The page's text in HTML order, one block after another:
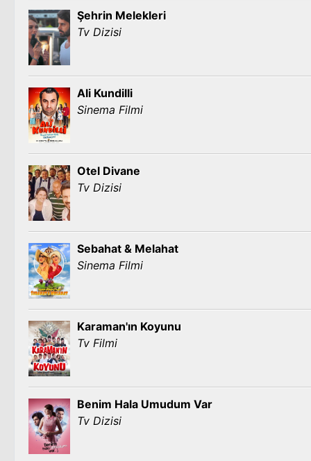
Şehrin Melekleri
Tv Dizisi
Ali Kundilli
Sinema Filmi
Otel Divane
Tv Dizisi
Sebahat & Melahat
Sinema Filmi
Karaman'ın Koyunu
Tv Filmi
Benim Hala Umudum Var
Tv Dizisi